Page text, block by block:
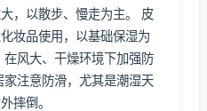
，以散步、慢走为主。 皮
妆品使用，以基础保湿为
风大、干燥环境下加强防
注意防滑，尤其是潮湿天
摔倒。